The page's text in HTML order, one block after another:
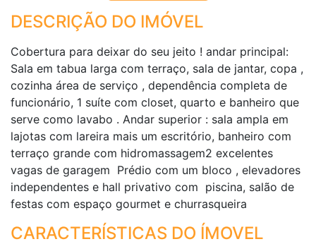
DESCRIÇÃO DO IMÓVEL
Cobertura para deixar do seu jeito ! andar principal:
Sala em tabua larga com terraço, sala de jantar, copa ,
cozinha área de serviço , dependência completa de
funcionário, 1 suíte com closet, quarto e banheiro que
serve como lavabo . Andar superior : sala ampla em
lajotas com lareira mais um escritório, banheiro com
terraço grande com hidromassagem2 excelentes
vagas de garagem Prédio com um bloco , elevadores
independentes e hall privativo com piscina, salão de
festas com espaço gourmet e churrasqueira
CARACTERÍSTICAS DO ÍMOVEL